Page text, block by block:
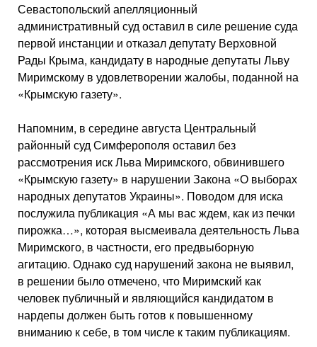
Севастопольский апелляционный
административный суд оставил в силе решение суда
первой инстанции и отказал депутату Верховной
Рады Крыма, кандидату в народные депутаты Льву
Миримскому в удовлетворении жалобы, поданной на
«Крымскую газету».
Напомним, в середине августа Центральный
районный суд Симферополя оставил без
рассмотрения иск Льва Миримского, обвинившего
«Крымскую газету» в нарушении Закона «О выборах
народных депутатов Украины». Поводом для иска
послужила публикация «А мы вас ждем, как из печки
пирожка…», которая высмеивала деятельность Льва
Миримского, в частности, его предвыборную
агитацию. Однако суд нарушений закона не выявил,
в решении было отмечено, что Миримский как
человек публичный и являющийся кандидатом в
нардепы должен быть готов к повышенному
вниманию к себе, в том числе к таким публикациям.